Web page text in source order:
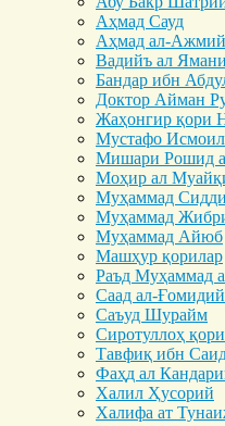
Аҳмад Сауд
Аҳмад ал-Ажмий
Вадийъ ал
Бандар ибн
Доктор Айман
Жаҳонгир қори
Мустафо Исмоил
Мишари Рошид
Моҳир ал
Муҳаммад
Муҳаммад
Муҳаммад Айюб
Машҳур қорилар
Раъд Муҳаммад
Саад ал-Ғомидий
Саъуд Шурайм
Сиротуллоҳ
Тавфиқ ибн
Фаҳд ал
Халил Ҳусорий
Халифа ат